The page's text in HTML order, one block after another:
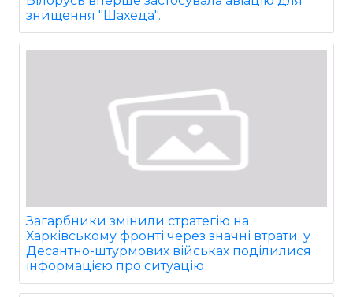
знищення "Шахеда".
Загарбники змінили стратегію на
Харківському фронті через значні втрати: у
Десантно-штурмових військах поділилися
інформацією про ситуацію